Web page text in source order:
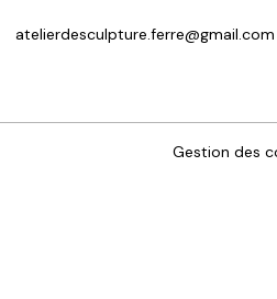
atelierdesculpture.ferre@gmail.com
Gestion des